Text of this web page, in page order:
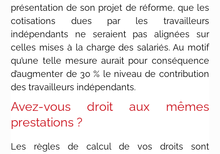
présentation de son projet de réforme, que les
cotisations dues par les travailleurs
indépendants ne seraient pas alignées sur
celles mises à la charge des salariés. Au motif
qu’une telle mesure aurait pour conséquence
d’augmenter de 30 % le niveau de contribution
des travailleurs indépendants.
Avez-vous droit aux mêmes
prestations ?
Les règles de calcul de vos droits sont